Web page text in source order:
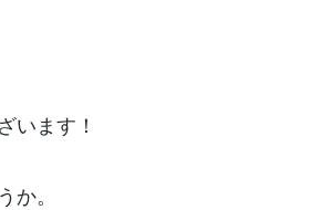
います！
。